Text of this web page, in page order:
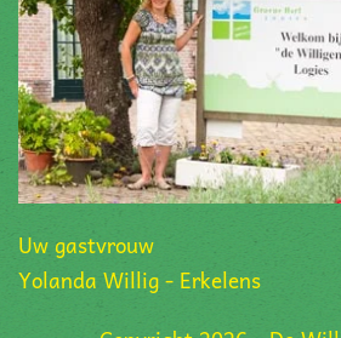
Uw gastvrouw
Yolanda Willig - Erkelens